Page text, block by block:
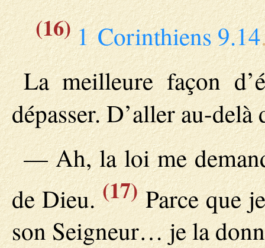
(16)1 Corinthiens 9.14
La meilleure façon
dépasser. D’aller au-delà
— Ah, la loi me
de Dieu.(17)Parce que
son Seigneur… je la